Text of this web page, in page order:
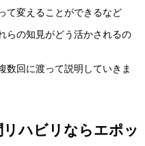
て変えることができるなど
らの知見がどう活かされるの
数回に渡って説明していきま
ハビリならエポッ